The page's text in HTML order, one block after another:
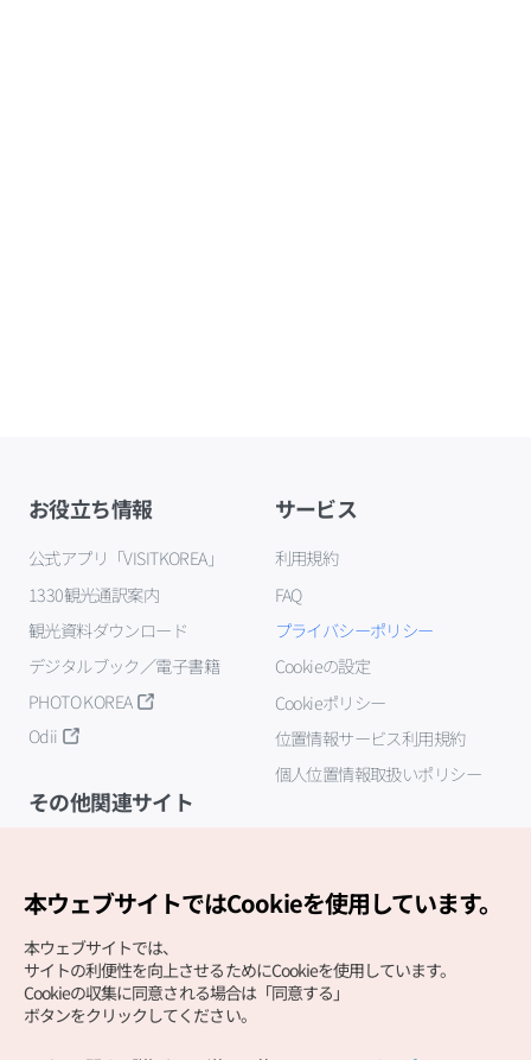
お役立ち情報
公式アプリ「VISITKOREA」
1330観光通訳案内
観光資料ダウンロード
デジタルブック／電子書籍
PHOTO KOREA
Odii
サービス
利用規約
FAQ
プライバシーポリシー
Cookieの設定
Cookieポリシー
位置情報サービス利用規約
個人位置情報取扱いポリシー
その他関連サイト
本ウェブサイトではCookieを使用しています。
本ウェブサイトでは、
サイトの利便性を向上させるためにCookieを使用しています。
Cookieの収集に同意される場合は「同意する」
ボタンをクリックしてください。